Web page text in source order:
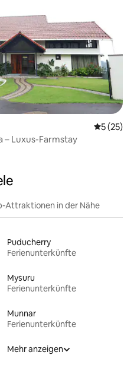
5 (25)
– Luxus-Farmstay
Attraktionen in der Nähe
Puducherry
Ferienunterkünfte
Mysuru
Ferienunterkünfte
Munnar
Ferienunterkünfte
Mehr anzeigen